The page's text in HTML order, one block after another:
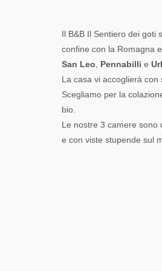
Il B&B Il Sentiero dei goti
confine con la Romagna
San Leo
Pennabilli e
La casa vi accoglierà con
Scegliamo per la
bio.
Le nostre 3 camere sono
e con viste stupende sul